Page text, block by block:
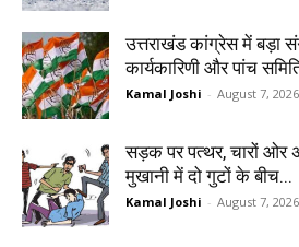
उत्तराखंड कांग्रेस में बड़ा
कार्यकारिणी और पांच
Kamal Joshi - August 7, 2026
सड़क पर पत्थर, चारों ओर
मुखानी में दो गुटों के बीच...
Kamal Joshi - August 7, 2026